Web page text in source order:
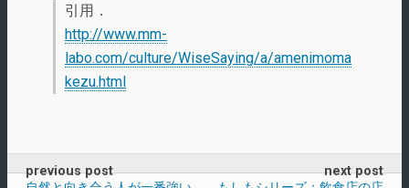
引用．
http://www.mm-
labo.com/culture/WiseSaying/a/amenimoma
kezu.html
previous post
next post